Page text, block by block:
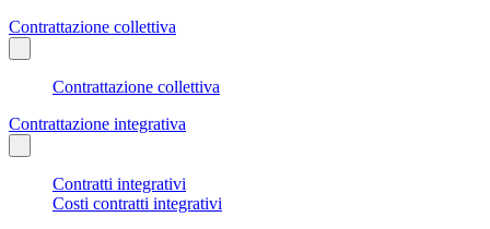
Contrattazione collettiva
Contrattazione collettiva
Contrattazione integrativa
Contratti integrativi
Costi contratti integrativi